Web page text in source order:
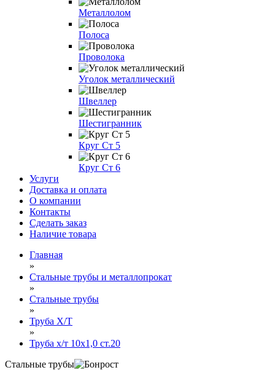
Металлолом
Полоса
Проволока
Уголок металлический
Швеллер
Шестигранник
Круг Ст 5
Круг Ст 6
Услуги
Доставка и оплата
О компании
Контакты
Сделать заказ
Наличие товара
Главная
»
Стальные трубы и металлопрокат
»
Стальные трубы
»
Труба Х/Т
»
Труба х/т 10х1,0 ст.20
Стальные трубы